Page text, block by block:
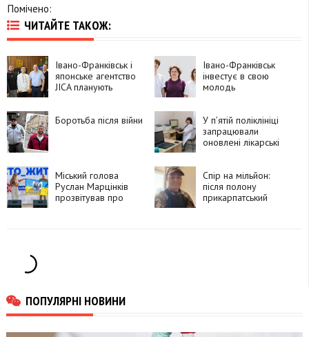
Помічено:
ЧИТАЙТЕ ТАКОЖ:
Івано-Франківськ і
японське агентство
JICA планують
ветеранів війни і
Івано-Франківськ
інвестує в свою
молодь
Боротьба після війни
У п’ятій поліклініці
запрацювали
оновлені лікарські
Міський голова
Руслан Марцінків
прозвітував про
Спір на мільйон:
після полону
прикарпатський
ПОПУЛЯРНІ НОВИНИ